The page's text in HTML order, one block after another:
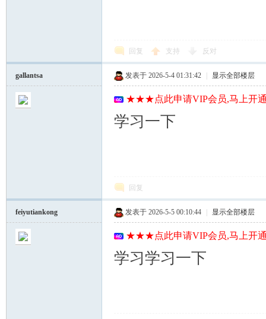
回复 支持 反对
gallantsa 发表于 2026-5-4 01:31:42 显示全部楼层
★★★点此申请VIP会员,马上开
学习一下
回复
feiyutiankong 发表于 2026-5-5 00:10:44 显示全部楼层
★★★点此申请VIP会员,马上开
学习学习一下